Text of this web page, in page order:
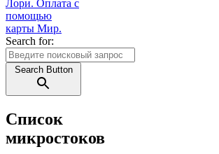
Search for:
Search Button
Список
микростоков